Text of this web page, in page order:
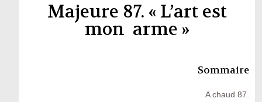
Majeure 87. « L’art est
mon arme »
Sommaire
A chaud 87.